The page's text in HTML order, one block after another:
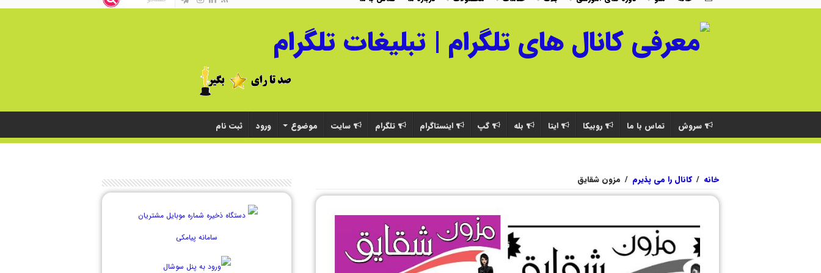
سروش تماس با ما روبیکا ایتا بله گپ اینستاگرام تلگرام سایت موضوع ورود ثبت نام
خانه / کانال را می پذیرم / مزون شقایق